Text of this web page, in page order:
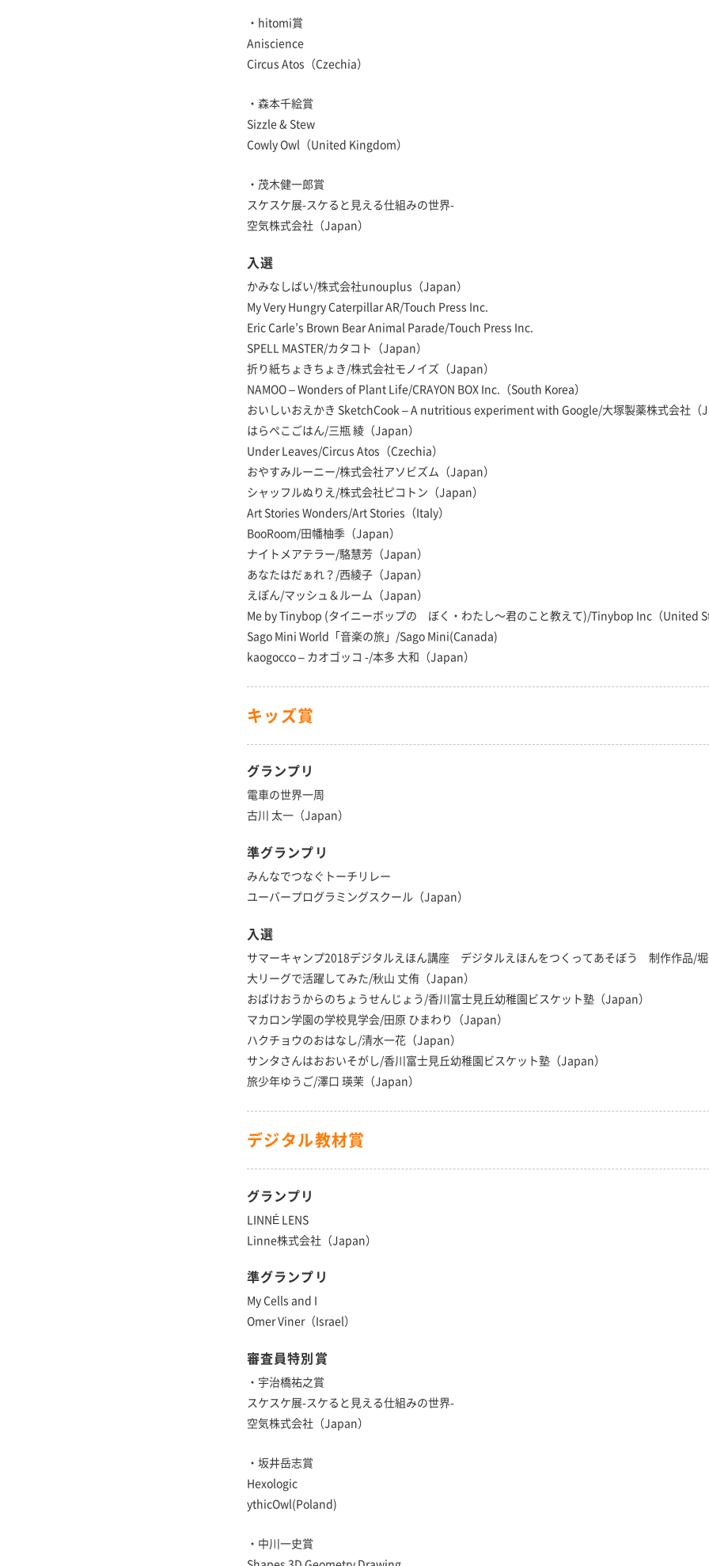
・hitomi賞
Aniscience
Circus Atos（Czechia）
・森本千絵賞
Sizzle & Stew
Cowly Owl（United Kingdom）
・茂木健一郎賞
スケスケ展-スケると見える仕組みの世界-
空気株式会社（Japan）
入選
かみなしばい/株式会社unouplus（Japan）
My Very Hungry Caterpillar AR/Touch Press Inc.
Eric Carle’s Brown Bear Animal Parade/Touch Press Inc.
SPELL MASTER/カタコト（Japan）
折り紙ちょきちょき/株式会社モノイズ（Japan）
NAMOO – Wonders of Plant Life/CRAYON BOX Inc.（South Korea）
おいしいおえかき SketchCook – A nutritious experiment with Google/大塚製薬株式会社（
はらぺこごはん/三瓶 綾（Japan）
Under Leaves/Circus Atos（Czechia）
おやすみルーニー/株式会社アソビズム（Japan）
シャッフルぬりえ/株式会社ピコトン（Japan）
Art Stories Wonders/Art Stories（Italy）
BooRoom/田幡柚季（Japan）
ナイトメアテラー/駱慧芳（Japan）
あなたはだぁれ？/西綾子（Japan）
えぽん/マッシュ＆ルーム（Japan）
Me by Tinybop (タイニーボップの ぼく・わたし〜君のこと教えて)/Tinybop Inc（United
Sago Mini World「音楽の旅」/Sago Mini(Canada)
kaogocco – カオゴッコ -/本多 大和（Japan）
キッズ賞
グランプリ
電車の世界一周
古川 太一（Japan）
準グランプリ
みんなでつなぐトーチリレー
ユーバープログラミングスクール（Japan）
入選
サマーキャンプ2018デジタルえほん講座 デジタルえほんをつくってあそぼう 制作作品/堀
大リーグで活躍してみた/秋山 丈侑（Japan）
おばけおうからのちょうせんじょう/香川富士見丘幼稚園ビスケット塾（Japan）
マカロン学園の学校見学会/田原 ひまわり（Japan）
ハクチョウのおはなし/清水一花（Japan）
サンタさんはおおいそがし/香川富士見丘幼稚園ビスケット塾（Japan）
旅少年ゆうご/澤口 瑛茉（Japan）
デジタル教材賞
グランプリ
LINNÉ LENS
Linne株式会社（Japan）
準グランプリ
My Cells and I
Omer Viner（Israel）
審査員特別賞
・宇治橋祐之賞
スケスケ展-スケると見える仕組みの世界-
空気株式会社（Japan）
・坂井岳志賞
Hexologic
ythicOwl(Poland)
・中川一史賞